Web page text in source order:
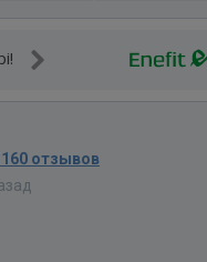
отзывов